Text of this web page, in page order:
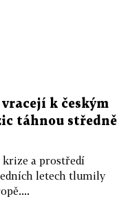
k českým
táhnou středně
krize a prostředí
letech tlumily